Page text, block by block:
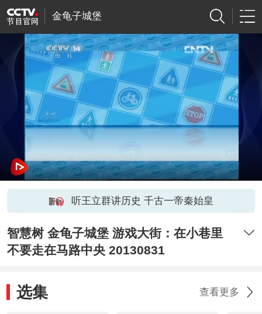
金龟子城堡
听王立群讲历史 千古一帝秦始皇
智慧树 金龟子城堡 游戏大街：在小巷里
不要走在马路中央 20130831
选集 查看更多